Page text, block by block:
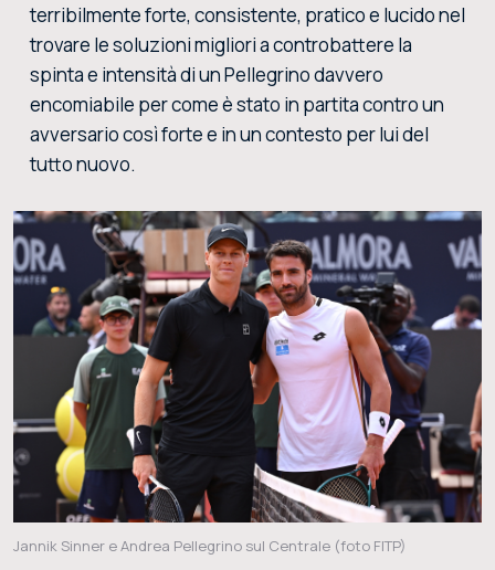
terribilmente forte, consistente, pratico e lucido nel
trovare le soluzioni migliori a controbattere la
spinta e intensità di un Pellegrino davvero
encomiabile per come è stato in partita contro un
avversario così forte e in un contesto per lui del
tutto nuovo.
Jannik Sinner e Andrea Pellegrino sul Centrale (foto FITP)